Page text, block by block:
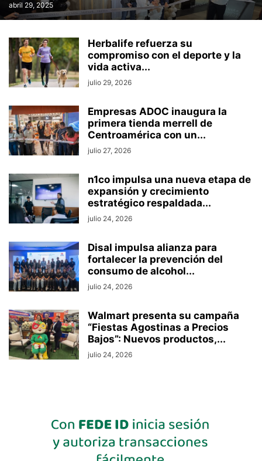
abril 29, 2025
Herbalife refuerza su
compromiso con el deporte y la
vida activa...
julio 29, 2026
Empresas ADOC inaugura la
primera tienda merrell de
Centroamérica con un...
julio 27, 2026
n1co impulsa una nueva etapa de
expansión y crecimiento
estratégico respaldada...
julio 24, 2026
Disal impulsa alianza para
fortalecer la prevención del
consumo de alcohol...
julio 24, 2026
Walmart presenta su campaña
“Fiestas Agostinas a Precios
Bajos”: Nuevos productos,...
julio 24, 2026